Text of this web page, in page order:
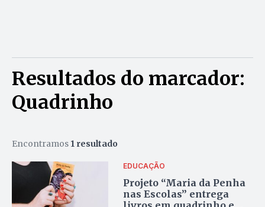
Resultados do marcador:
Quadrinho
Encontramos 1 resultado
EDUCAÇÃO
Projeto “Maria da Penha
nas Escolas” entrega